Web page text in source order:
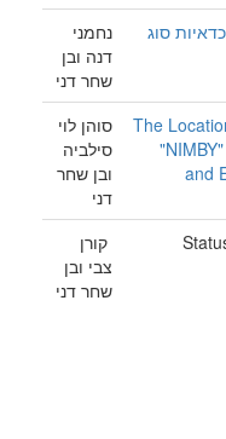
סוג
נחמני
דנה ובן
שחר דני
The
and
סוהן לוי
סילביה
ובן שחר
דני
קורן
צבי ובן
שחר דני